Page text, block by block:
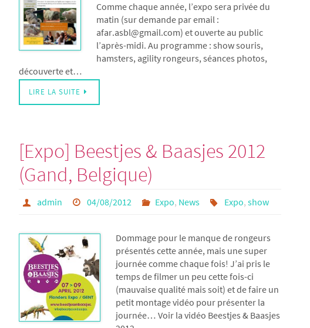
Comme chaque année, l’expo sera privée du
matin (sur demande par email :
afar.asbl@gmail.com) et ouverte au public
l’après-midi. Au programme : show souris,
hamsters, agility rongeurs, séances photos,
découverte et…
LIRE LA SUITE
[Expo] Beestjes & Baasjes 2012
(Gand, Belgique)
admin 04/08/2012 Expo, News Expo, show
Dommage pour le manque de rongeurs
présentés cette année, mais une super
journée comme chaque fois! J’ai pris le
temps de filmer un peu cette fois-ci
(mauvaise qualité mais soit) et de faire un
petit montage vidéo pour présenter la
journée… Voir la vidéo Beestjes & Baasjes